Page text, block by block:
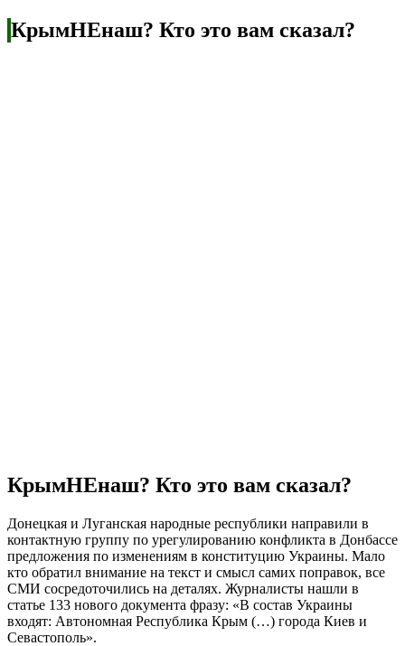
КрымНЕнаш? Кто это вам сказал?
КрымНЕнаш? Кто это вам сказал?
Донецкая и Луганская народные республики направили в
контактную группу по урегулированию конфликта в Донбассе
предложения по изменениям в конституцию Украины. Мало
кто обратил внимание на текст и смысл самих поправок, все
СМИ сосредоточились на деталях. Журналисты нашли в
статье 133 нового документа фразу: «В состав Украины
входят: Автономная Республика Крым (…) города Киев и
Севастополь».